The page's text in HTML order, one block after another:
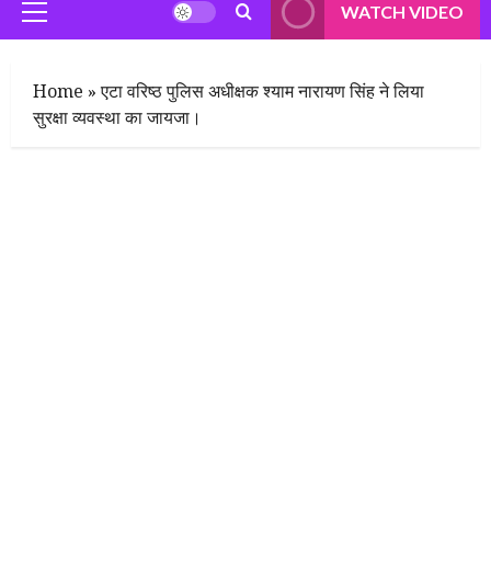
Primary
Menu
WATCH VIDEO
Home »एटा वरिष्ठ पुलिस अधीक्षक श्याम नारायण सिंह ने लिया
सुरक्षा व्यवस्था का जायजा।